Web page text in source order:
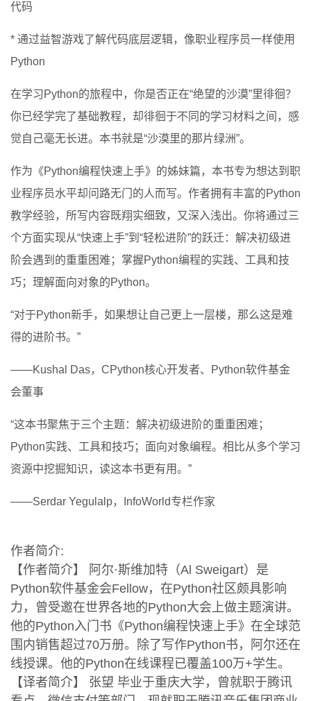
代码
* 通过益智游戏了解代码底层逻辑，像职业程序员一样使用
Python
在学习Python的旅程中，你是否正在“绝望的沙漠”里徘徊？
你已经学完了基础教程，却徘徊于不同的学习材料之间，感
觉自己毫无长进。本书就是“沙漠里的那片绿洲”。
作为《Python编程快速上手》的姊妹篇，本书专为想达到职
业程序员水平却问路无门的人而写。作者拥有丰富的Python
教学经验，所写内容既翔实细致，又深入浅出。你将通过三
个方面实现从“快速上手”到“轻松进阶”的跃迁：解决初级进
阶会遇到的重重困难；掌握Python编程的实践、工具和技
巧；理解面向对象的Python。
“对于Python新手，如果想让自己更上一层楼，那么这是难
得的进阶书。”
——Kushal Das，CPython核心开发者、Python软件基金
会董事
“这本书聚焦于三个主题：解决初级进阶的重重困难；
Python实践、工具和技巧；面向对象编程。相比从多个学习
资源中挖掘知识，读这本书更有用。”
——Serdar Yegulalp，InfoWorld专栏作家
作者简介:
【作者简介】 阿尔·斯维加特（Al Sweigart）是
Python软件基金会Fellow，在Python社区颇具影响
力，曾受邀在世界各地的Python大会上做主题演讲。
他的Python入门书《Python编程快速上手》在全球范
围内销售超过70万册。除了写作Python书，阿尔还在
线授课。他的Python在线课程已覆盖100万+学生。
【译者简介】 张望 毕业于重庆大学，曾就职于腾讯